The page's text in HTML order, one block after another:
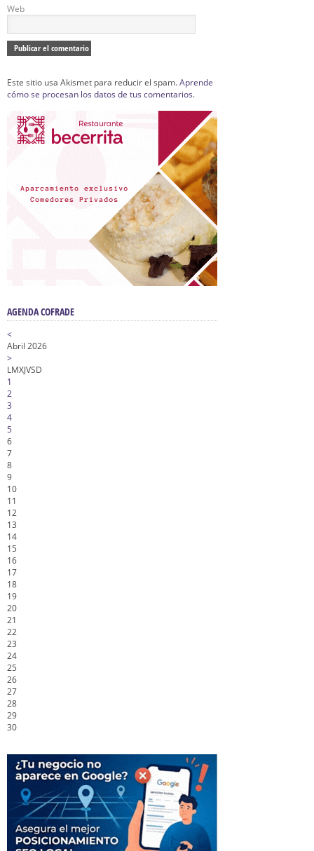
Web
Este sitio usa Akismet para reducir el spam.Aprende
cómo se procesan los datos de tus comentarios.
AGENDA COFRADE
<
Abril 2026
>
LMXJVSD
1
2
3
4
5
6
7
8
9
10
11
12
13
14
15
16
17
18
19
20
21
22
23
24
25
26
27
28
29
30